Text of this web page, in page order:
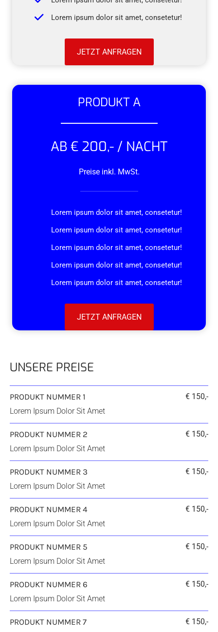
Lorem ipsum dolor sit amet, consetetur!
JETZT ANFRAGEN
PRODUKT A
AB € 200,- / NACHT
Preise inkl. MwSt.
Lorem ipsum dolor sit amet, consetetur!
Lorem ipsum dolor sit amet, consetetur!
Lorem ipsum dolor sit amet, consetetur!
Lorem ipsum dolor sit amet, consetetur!
Lorem ipsum dolor sit amet, consetetur!
JETZT ANFRAGEN
UNSERE PREISE
PRODUKT NUMMER 1
€ 150,-
Lorem Ipsum Dolor Sit Amet
PRODUKT NUMMER 2
€ 150,-
Lorem Ipsum Dolor Sit Amet
PRODUKT NUMMER 3
€ 150,-
Lorem Ipsum Dolor Sit Amet
PRODUKT NUMMER 4
€ 150,-
Lorem Ipsum Dolor Sit Amet
PRODUKT NUMMER 5
€ 150,-
Lorem Ipsum Dolor Sit Amet
PRODUKT NUMMER 6
€ 150,-
Lorem Ipsum Dolor Sit Amet
PRODUKT NUMMER 7
€ 150,-